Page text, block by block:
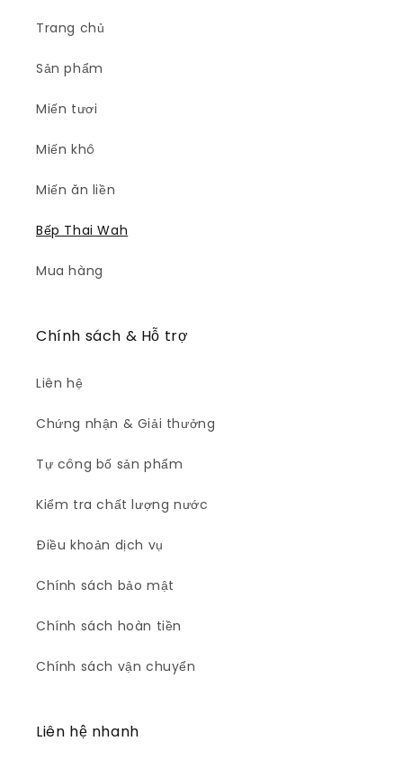
Trang chủ
Sản phẩm
Miến tươi
Miến khô
Miến ăn liền
Bếp Thai Wah
Mua hàng
Chính sách & Hỗ trợ
Liên hệ
Chứng nhận & Giải thưởng
Tự công bố sản phẩm
Kiểm tra chất lượng nước
Điều khoản dịch vụ
Chính sách bảo mật
Chính sách hoàn tiền
Chính sách vận chuyển
Liên hệ nhanh